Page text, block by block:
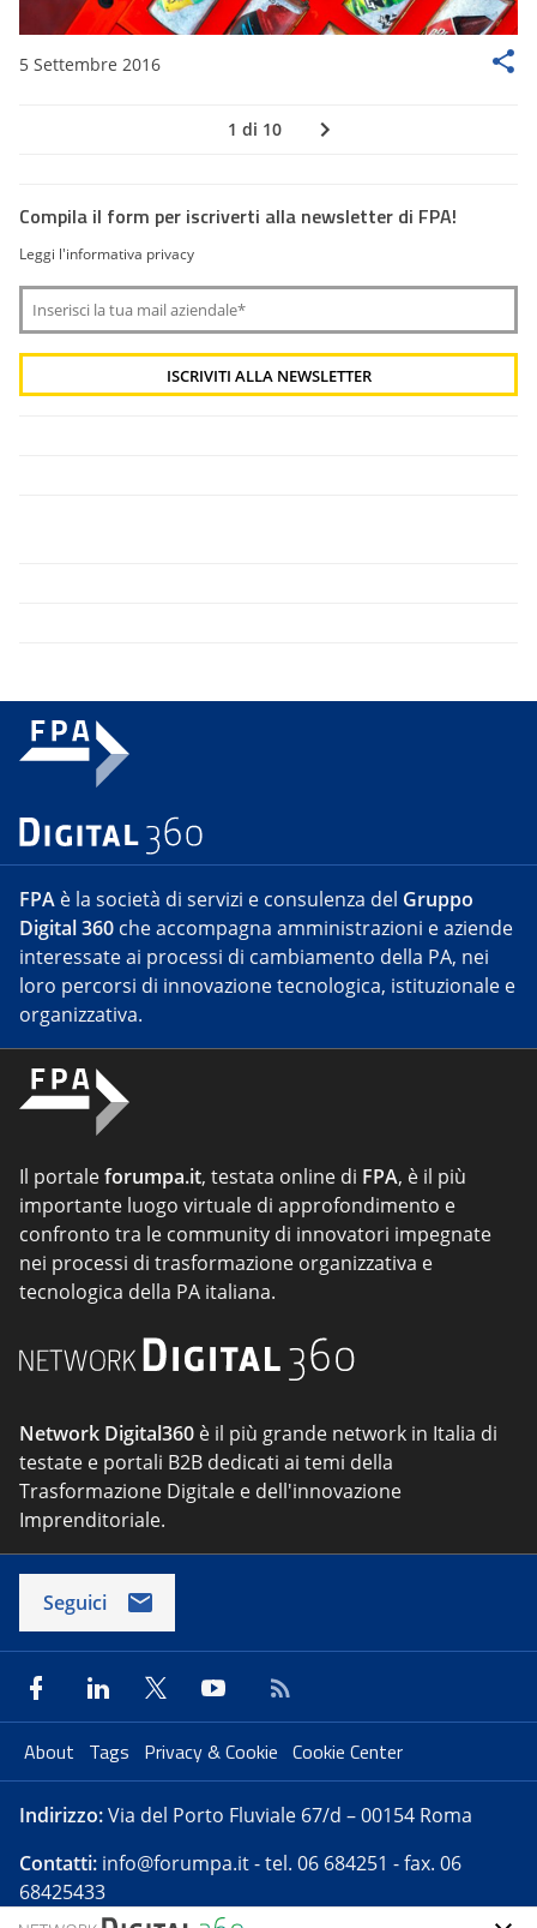
5 Settembre 2016
1 di 10
Compila il form per iscriverti alla newsletter di FPA!
Leggi l'informativa privacy
FPA è la società di servizi e consulenza del Gruppo
Digital 360 che accompagna amministrazioni e aziende
interessate ai processi di cambiamento della PA, nei
loro percorsi di innovazione tecnologica, istituzionale e
organizzativa.
Il portaleforumpa.it, testata online di FPA, è il più
importante luogo virtuale di approfondimento e
confronto tra le community di innovatori impegnate
nei processi di trasformazione organizzativa e
tecnologica della PA italiana.
Network Digital360 è il più grande network in Italia di
testate e portali B2B dedicati ai temi della
Trasformazione Digitale e dell'innovazione
Imprenditoriale.
Seguici
About Tags Privacy & Cookie Cookie Center
Indirizzo:Via del Porto Fluviale 67/d – 00154 Roma
Contatti: info@forumpa.it- tel. 06 684251 - fax. 06
68425433